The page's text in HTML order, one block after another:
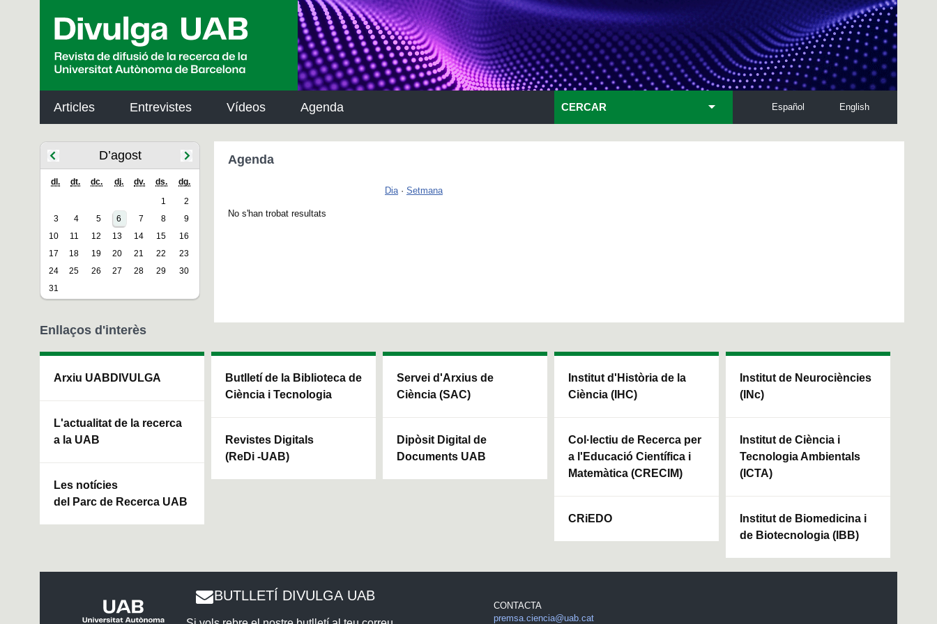
Articles Entrevistes Vídeos Agenda English
Español
CERCAR
D’agost
dl. dt. dc. dj. dv. ds. dg.
1
2
3
4 5 6 7 8
9
10
11 12 13 14 15
16
17
18 19 20 21 22
23
24
25 26 27 28 29
30
31
Agenda
Dia · Setmana
No s'han trobat resultats
Enllaços d'interès
Arxiu UABDIVULGA
L'actualitat de la recerca
a la UAB
Les notícies
del Parc de Recerca UAB
Butlletí de la Biblioteca de
Ciència i Tecnologia
Revistes Digitals
(ReDi -UAB)
Servei d'Arxius de
Ciència (SAC)
Dipòsit Digital de
Documents UAB
Institut d'Història de la
Ciència (IHC)
Col·lectiu de Recerca per
a l'Educació Científica i
Matemàtica (CRECIM)
CRiEDO
Institut de Neurociències
(INc)
Institut de Ciència i
Tecnologia Ambientals
(ICTA)
Institut de Biomedicina i
de Biotecnologia (IBB)
BUTLLETÍ DIVULGA UAB
CONTACTA
premsa.ciencia@uab.cat